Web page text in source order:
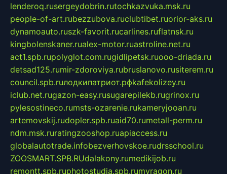
lenderoq.rusergeydobrin.rutochkazvuka.msk.ru
people-of-art.rubezzubova.ruclubtibet.ruorior-aks.ru
dynamoauto.ruszk-favorit.rucarlines.ruflatnsk.ru
kingbolenskaner.rualex-motor.ruastroline.net.ru
act1.spb.rupolyglot.com.rugidlipetsk.ruooo-driada.ru
detsad125.rumir-zdoroviya.rubruslanovo.rusiterem.ru
council.spb.ruлодкипатриот.рфkafekolizey.ru
iclub.net.rugazon-easy.rusugarepilekb.rugrinox.ru
pylesostineco.rumsts-ozarenie.rukameryjooan.ru
artemovskij.rudopler.spb.ruaid70.rumetall-perm.ru
ndm.msk.ruratingzooshop.ruapiaccess.ru
globalautotrade.infobezverhovskoe.rudrsschool.ru
ZOOSMART.SPB.RUdalakony.rumedikijob.ru
remontt.spb.ruphotostudia.spb.rumyragon.ru